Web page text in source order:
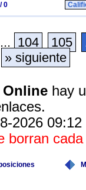
0
... 104 105
» siguiente
Onlinehay
2026
borran